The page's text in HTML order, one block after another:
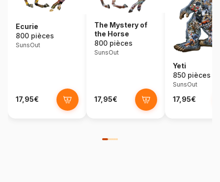
Ecurie
800 pièces
SunsOut
17,95€
The Mystery of
the Horse
800 pièces
SunsOut
17,95€
Yeti
850 pièces
SunsOut
17,95€